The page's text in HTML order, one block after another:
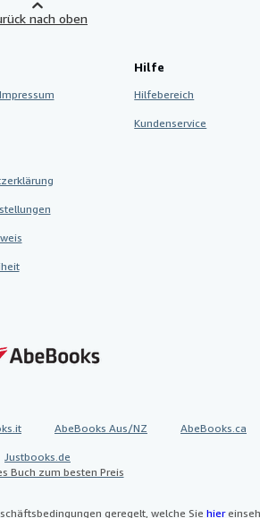
nach oben
Hilfe
Hilfebereich
Kundenservice
AbeBooks Aus/NZ AbeBooks.ca
Justbooks.de
Buch zum besten Preis
geregelt, welche Sie hier